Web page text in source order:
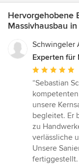
Hervorgehobene
Massivhausbau
Schwingeler
Experten für
Bewertung:
5
von
5
Sternen
“Sebastian
unsere
begleitet. Er
zu
verlässliche
Unsere